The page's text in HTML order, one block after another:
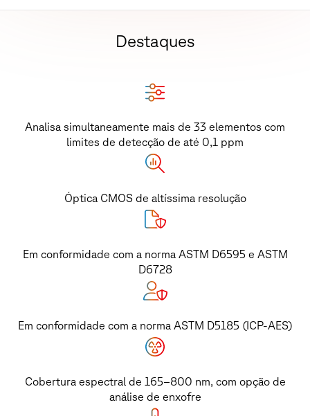
Destaques
Analisa simultaneamente mais de 33 elementos com
limites de detecção de até 0,1 ppm
Óptica CMOS de altíssima resolução
Em conformidade com a norma ASTM D6595 e ASTM
D6728
Em conformidade com a norma ASTM D5185 (ICP-AES)
Cobertura espectral de 165–800 nm, com opção de
análise de enxofre